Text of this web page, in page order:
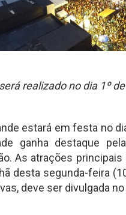
realizado no dia 1º
estará em festa no
ganha destaque
As atrações
desta segunda-feira
deve ser divulgada